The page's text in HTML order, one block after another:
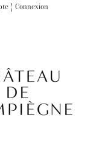
Connexion